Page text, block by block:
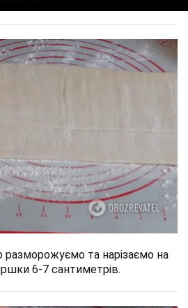
разморожуємо та нарізаємо на
6-7 сантиметрів.